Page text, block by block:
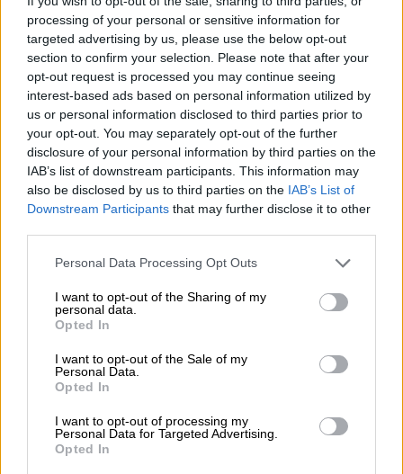
processing of your personal or sensitive information for
targeted advertising by us, please use the below opt-out
section to confirm your selection. Please note that after your
opt-out request is processed you may continue seeing
interest-based ads based on personal information utilized by
us or personal information disclosed to third parties prior to
your opt-out. You may separately opt-out of the further
disclosure of your personal information by third parties on the
IAB’s list of downstream participants. This information may
also be disclosed by us to third parties on the IAB’s List of
Downstream Participants that may further disclose it to other
Personal Data Processing Opt Outs
I want to opt-out of the Sharing of my
personal data.
Opted In
I want to opt-out of the Sale of my
Personal Data.
Opted In
I want to opt-out of processing my
Personal Data for Targeted Advertising.
Opted In